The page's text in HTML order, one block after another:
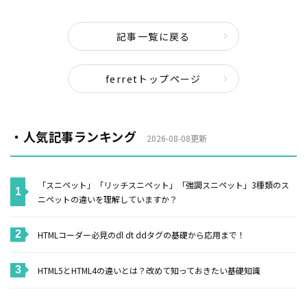
記事一覧に戻る
ferretトップページ
・人気記事ランキング 2026-08-08更新
「スニペット」「リッチスニペット」「強調スニペット」3種類のス
ニペットの違いを理解していますか？
HTMLコーダー必見のdl dt ddタグの基礎から応用まで！
HTML5とHTML4の違いとは？改めて知っておきたい基礎知識